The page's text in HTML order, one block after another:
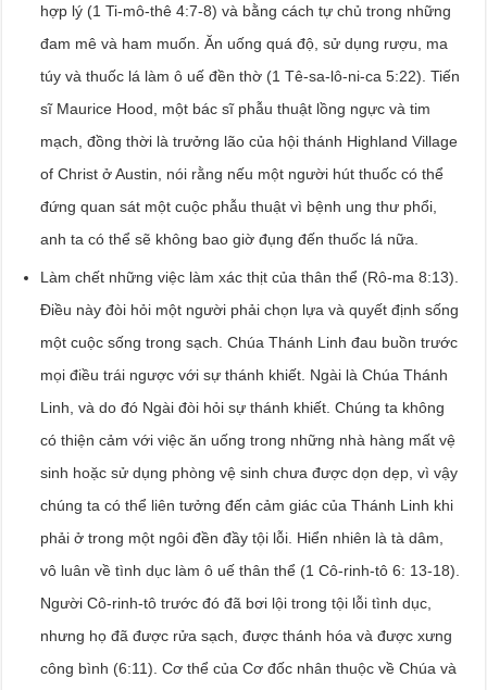
hợp lý (1 Ti-mô-thê 4:7-8) và bằng cách tự chủ trong những
đam mê và ham muốn. Ăn uống quá độ, sử dụng rượu, ma
túy và thuốc lá làm ô uế đền thờ (1 Tê-sa-lô-ni-ca 5:22). Tiến
sĩ Maurice Hood, một bác sĩ phẫu thuật lồng ngực và tim
mạch, đồng thời là trưởng lão của hội thánh Highland Village
of Christ ở Austin, nói rằng nếu một người hút thuốc có thể
đứng quan sát một cuộc phẫu thuật vì bệnh ung thư phổi,
anh ta có thể sẽ không bao giờ đụng đến thuốc lá nữa.
Làm chết những việc làm xác thịt của thân thể (Rô-ma 8:13).
Điều này đòi hỏi một người phải chọn lựa và quyết định sống
một cuộc sống trong sạch. Chúa Thánh Linh đau buồn trước
mọi điều trái ngược với sự thánh khiết. Ngài là Chúa Thánh
Linh, và do đó Ngài đòi hỏi sự thánh khiết. Chúng ta không
có thiện cảm với việc ăn uống trong những nhà hàng mất vệ
sinh hoặc sử dụng phòng vệ sinh chưa được dọn dẹp, vì vậy
chúng ta có thể liên tưởng đến cảm giác của Thánh Linh khi
phải ở trong một ngôi đền đầy tội lỗi. Hiển nhiên là tà dâm,
vô luân về tình dục làm ô uế thân thể (1 Cô-rinh-tô 6: 13-18).
Người Cô-rinh-tô trước đó đã bơi lội trong tội lỗi tình dục,
nhưng họ đã được rửa sạch, được thánh hóa và được xưng
công bình (6:11). Cơ thể của Cơ đốc nhân thuộc về Chúa và